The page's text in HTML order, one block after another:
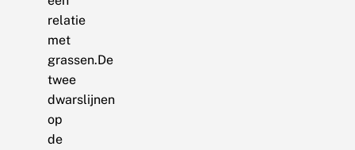
relatie
met
grassen.De
twee
dwarslijnen
op
de